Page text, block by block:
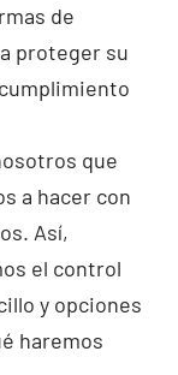
de
proteger su
que
a hacer con
Así,
el control
y opciones
haremos